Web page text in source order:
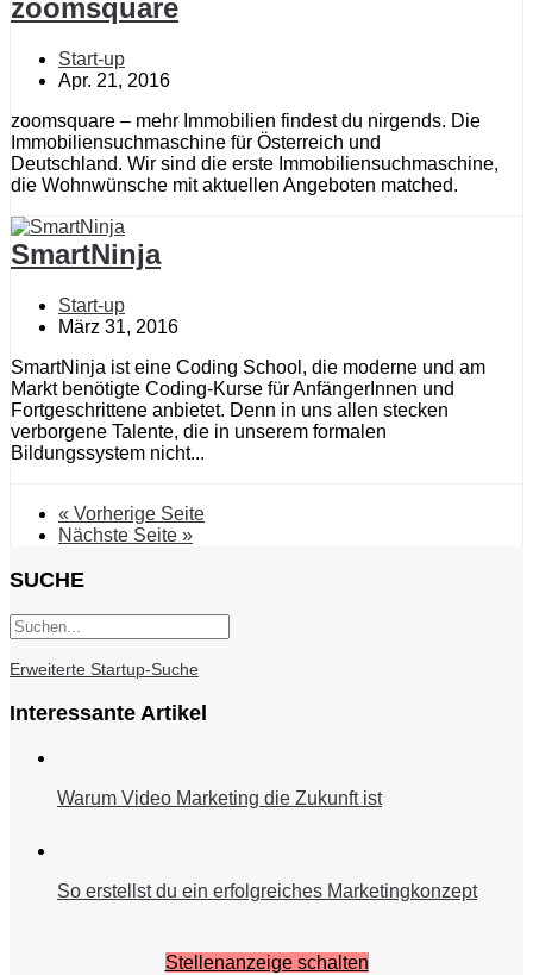
zoomsquare
Start-up
Apr. 21, 2016
zoomsquare – mehr Immobilien findest du nirgends. Die
Immobiliensuchmaschine für Österreich und
Deutschland. Wir sind die erste Immobiliensuchmaschine,
die Wohnwünsche mit aktuellen Angeboten matched.
SmartNinja
Start-up
März 31, 2016
SmartNinja ist eine Coding School, die moderne und am
Markt benötigte Coding-Kurse für AnfängerInnen und
Fortgeschrittene anbietet. Denn in uns allen stecken
verborgene Talente, die in unserem formalen
Bildungssystem nicht...
« Vorherige Seite
Nächste Seite »
SUCHE
Erweiterte Startup-Suche
Interessante Artikel
Warum Video Marketing die Zukunft ist
So erstellst du ein erfolgreiches Marketingkonzept
Stellenanzeige schalten